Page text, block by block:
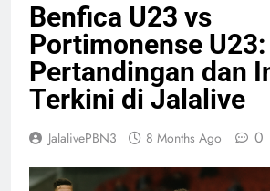
Benfica U23 vs
Portimonense U23:
Pertandingan dan
Terkini di Jalalive
JalalivePBN3 8 Months Ago 0